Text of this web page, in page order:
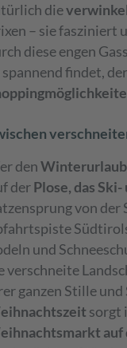
die
– sie fasziniert
diese engen
spannend findet,
den
derPlose, das
von
und
verschneite
ganzen Stille
sorgt
auf